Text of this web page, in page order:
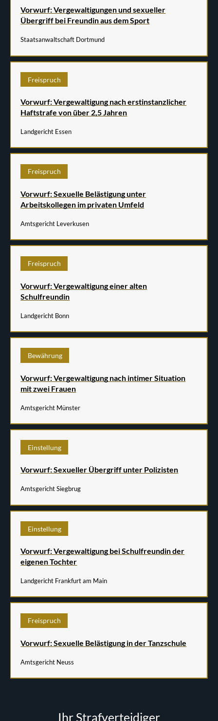
Vorwurf: Vergewaltigungen und sexueller
Übergriff bei Freundin aus dem Sport
Staatsanwaltschaft Dortmund
Freispruch
Vorwurf: Vergewaltigung nach erstinstanzlicher
Haftstrafe von über 2,5 Jahren
Landgericht Essen
Freispruch
Vorwurf: Sexuelle Belästigung unter
Arbeitskollegen im privaten Umfeld
Amtsgericht Leverkusen
Freispruch
Vorwurf: Vergewaltigung einer alten
Schulfreundin
Landgericht Bonn
Bewährung
Vorwurf: Vergewaltigung nach intimer Situation
mit zwei Frauen
Amtsgericht Münster
Einstellung
Vorwurf: Sexueller Übergriff unter Polizisten
Amtsgericht Siegbrug
Einstellung
Vorwurf: Vergewaltigung bei Schulfreundin der
eigenen Tochter
Landgericht Frankfurt am Main
Freispruch
Vorwurf: Sexuelle Belästigung in der Tanzschule
Amtsgericht Neuss
Ihr Strafverteidiger